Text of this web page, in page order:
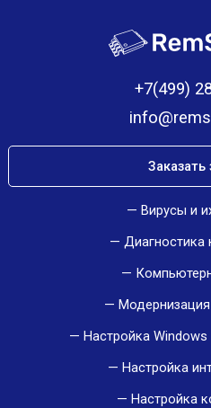
+7(499)
Заказать
Вирусы и
Диагностика
Настройка
Настройка
Настройка